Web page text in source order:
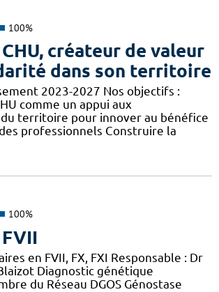
100%
créateur de valeur
dans son territoire
2023-2027 Nos objectifs :
comme un appui aux
territoire pour innover au bénéfice
professionnels Construire la
100%
en FVII, FX, FXI Responsable : Dr
Diagnostic génétique
du Réseau DGOS Génostase